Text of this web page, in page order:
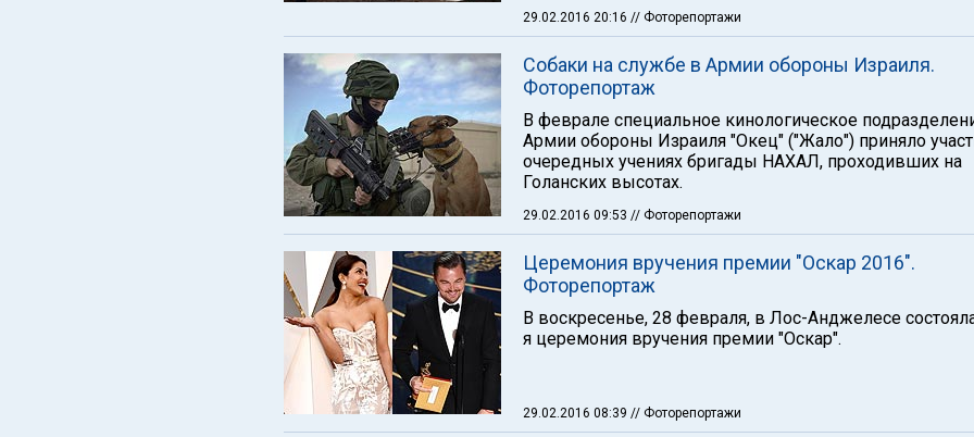
29.02.2016 20:16 // Фоторепортажи
Собаки на службе в Армии обороны Израиля.
Фоторепортаж
В феврале специальное кинологическое
Армии обороны Израиля "Окец" ("Жало") приняло
очередных учениях бригады НАХАЛ, проходивших на
Голанских высотах.
29.02.2016 09:53 // Фоторепортажи
Церемония вручения премии "Оскар 2016".
Фоторепортаж
В воскресенье, 28 февраля, в Лос-Анджелесе
я церемония вручения премии "Оскар".
29.02.2016 08:39 // Фоторепортажи